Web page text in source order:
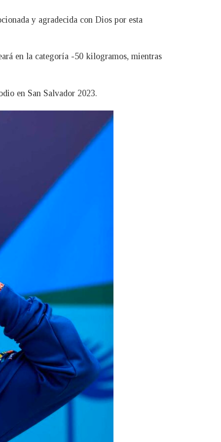
y agradecida con Dios por esta
en la categoría -50 kilogramos, mientras
en San Salvador 2023.